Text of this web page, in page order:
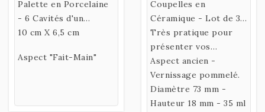
Palette en Porcelaine
- 6 Cavités d'un
diamètre de 21 mm,
mélange de vos
10 cm X 6,5 cm
Aspect "Fait-Main"
Coupelles en
Céramique - Lot de 3
ou 6 Coupelles
Très pratique pour
présenter vos
pigments lors
d'exposition.
Aspect ancien -
Vernissage pommelé.
Diamètre 73 mm -
Hauteur 18 mm - 35 ml